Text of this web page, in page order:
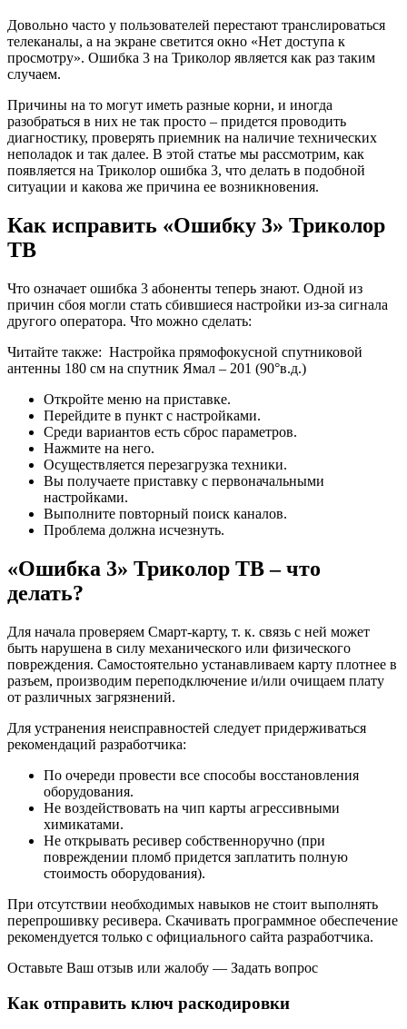
Довольно часто у пользователей перестают транслироваться
телеканалы, а на экране светится окно «Нет доступа к
просмотру». Ошибка 3 на Триколор является как раз таким
случаем.
Причины на то могут иметь разные корни, и иногда
разобраться в них не так просто – придется проводить
диагностику, проверять приемник на наличие технических
неполадок и так далее. В этой статье мы рассмотрим, как
появляется на Триколор ошибка 3, что делать в подобной
ситуации и какова же причина ее возникновения.
Как исправить «Ошибку 3» Триколор
ТВ
Что означает ошибка 3 абоненты теперь знают. Одной из
причин сбоя могли стать сбившиеся настройки из-за сигнала
другого оператора. Что можно сделать:
Читайте также: Настройка прямофокусной спутниковой
антенны 180 см на спутник Ямал – 201 (90°в.д.)
Откройте меню на приставке.
Перейдите в пункт с настройками.
Среди вариантов есть сброс параметров.
Нажмите на него.
Осуществляется перезагрузка техники.
Вы получаете приставку с первоначальными
настройками.
Выполните повторный поиск каналов.
Проблема должна исчезнуть.
«Ошибка 3» Триколор ТВ – что
делать?
Для начала проверяем Смарт-карту, т. к. связь с ней может
быть нарушена в силу механического или физического
повреждения. Самостоятельно устанавливаем карту плотнее в
разъем, производим переподключение и/или очищаем плату
от различных загрязнений.
Для устранения неисправностей следует придерживаться
рекомендаций разработчика:
По очереди провести все способы восстановления
оборудования.
Не воздействовать на чип карты агрессивными
химикатами.
Не открывать ресивер собственноручно (при
повреждении пломб придется заплатить полную
стоимость оборудования).
При отсутствии необходимых навыков не стоит выполнять
перепрошивку ресивера. Скачивать программное обеспечение
рекомендуется только с официального сайта разработчика.
Оставьте Ваш отзыв или жалобу — Задать вопрос
Как отправить ключ раскодировки